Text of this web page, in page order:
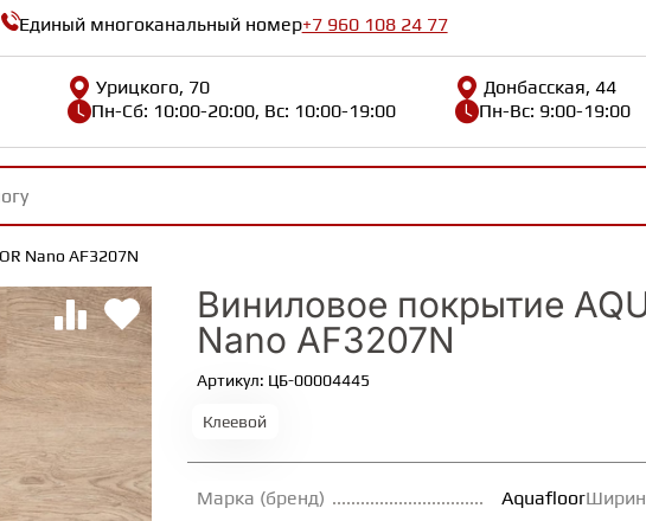
Единый многоканальный номер+7 960 108 24 77
Урицкого, 70
Пн-Сб: 10:00-20:00, Вс: 10:00-19:00
Донбасская, 44
Пн-Вс: 9:00-19:00
Nano AF3207N
Виниловое покрытие
Nano AF3207N
Артикул: ЦБ-00004445
Клеевой
Марка (бренд)
Aquafloor